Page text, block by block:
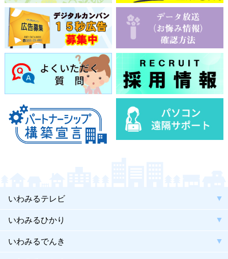
いわみるテレビ
いわみるひかり
いわみるでんき